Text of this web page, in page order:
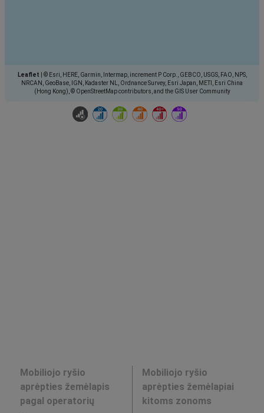
Leaflet
© Esri, HERE, Garmin, Intermap, increment P Corp., GEBCO, USGS, FAO, NPS,
NRCAN, GeoBase, IGN, Kadaster NL, Ordnance Survey, Esri Japan, METI, Esri China
(Hong Kong), © OpenStreetMap contributors, and the GIS User Community
Mobiliojo ryšio
aprėpties žemėlapis
pagal operatorių
Mobiliojo ryšio
aprėpties žemėlapiai
kitoms zonoms